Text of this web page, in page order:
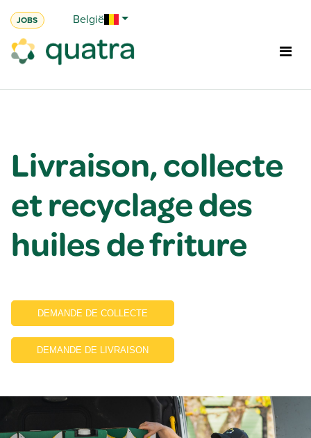
JOBS België
Livraison, collecte
et recyclage des
huiles de friture
DEMANDE DE COLLECTE
DEMANDE DE LIVRAISON